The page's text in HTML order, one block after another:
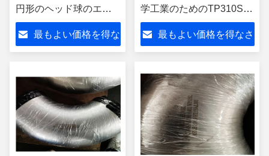
円形のヘッド球のエン
ド キャップの付属品を
溶接した最もよい価格を得な
学工業のためのTP310Sを
ティーにのせる
最もよい価格を得なさ